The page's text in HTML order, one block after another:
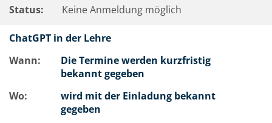
Status:
Keine Anmeldung möglich
ChatGPT in der Lehre
Wann:
Die Termine werden kurzfristig
bekannt gegeben
Wo:
wird mit der Einladung bekannt
gegeben